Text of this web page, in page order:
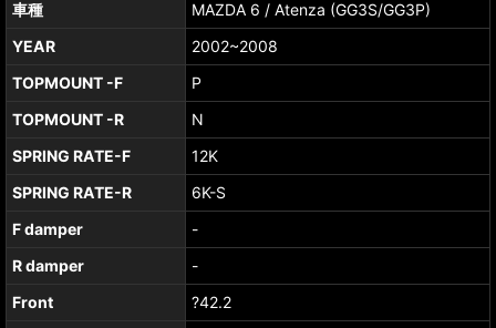
車種
MAZDA 6 / Atenza (GG3S/GG3P)
YEAR
2002~2008
TOPMOUNT -F
P
TOPMOUNT -R
N
SPRING RATE-F
12K
SPRING RATE-R
6K-S
F damper
-
R damper
-
Front
?42.2